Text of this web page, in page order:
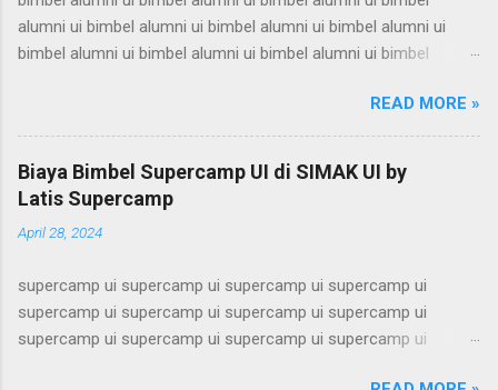
alumni ui bimbel alumni ui bimbel alumni ui bimbel alumni ui
bimbel alumni ui bimbel alumni ui bimbel alumni ui bimbel
bimbel alumni ui bimbel alumni ui bimbel alumni ui bimbel
alumni ui bimbel alumni ui bimbel alumni ui bimbel alumni ui
bimbel alumni ui bimbel alumni ui bimbel alumni ui bimbel
alumni ui bimbel alumni ui bimbel alumni ui bimbel alumni ui
bimbel alumni ui bimbel alumni ui bimbel alumni ui bimbel
alumni ui bimbel alumni ui bimbel alumni ui bimbel alumni ui
alumni ui bimbel alumni ui bimbel alumni ui bimbel alumni ui
bimbel alumni ui bimbel alumni ui bimbel alumni ui bimbel
alumni ui bimbel alumni ui bimbel alumni ui bimbel alumni ui
READ MORE »
Biaya Bimbel Supercamp UI di SIMAK UI by
Latis Supercamp
April 28, 2024
supercamp ui supercamp ui supercamp ui supercamp ui
supercamp ui supercamp ui supercamp ui supercamp ui
supercamp ui supercamp ui supercamp ui supercamp ui